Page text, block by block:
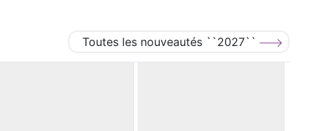
Toutes les nouveautés ``2027``